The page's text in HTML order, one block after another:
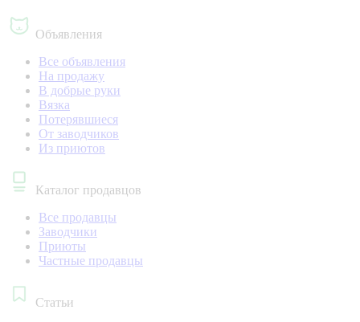
Объявления
Все объявления
На продажу
В добрые руки
Вязка
Потерявшиеся
От заводчиков
Из приютов
Каталог продавцов
Все продавцы
Заводчики
Приюты
Частные продавцы
Статьи